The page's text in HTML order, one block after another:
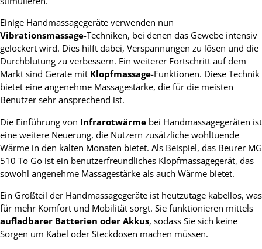
Einige Handmassagegeräte verwenden nun
Vibrationsmassage-Techniken, bei denen das Gewebe intensiv
gelockert wird. Dies hilft dabei, Verspannungen zu lösen und die
Durchblutung zu verbessern. Ein weiterer Fortschritt auf dem
Markt sind Geräte mit Klopfmassage-Funktionen. Diese Technik
bietet eine angenehme Massagestärke, die für die meisten
Benutzer sehr ansprechend ist.
Die Einführung von Infrarotwärme bei Handmassagegeräten ist
eine weitere Neuerung, die Nutzern zusätzliche wohltuende
Wärme in den kalten Monaten bietet. Als Beispiel, das Beurer MG
510 To Go ist ein benutzerfreundliches Klopfmassagegerät, das
sowohl angenehme Massagestärke als auch Wärme bietet.
Ein Großteil der Handmassagegeräte ist heutzutage kabellos, was
für mehr Komfort und Mobilität sorgt. Sie funktionieren mittels
aufladbarer Batterien oder Akkus, sodass Sie sich keine
Sorgen um Kabel oder Steckdosen machen müssen.